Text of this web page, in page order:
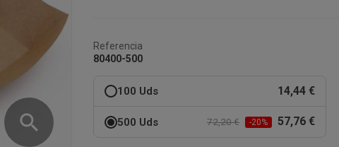
search
Referencia
80400-500
100 Uds 14,44 €
500 Uds 72,20 € -20% 57,76 €